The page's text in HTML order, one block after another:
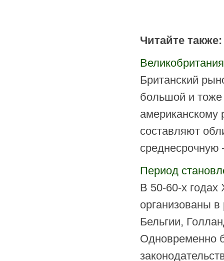
Читайте также:
Великобритания
Британский
большой и тоже
американскому
составляют
среднесрочную
Период
В 50-60-х
организованы
Бельгии,
Одновременно